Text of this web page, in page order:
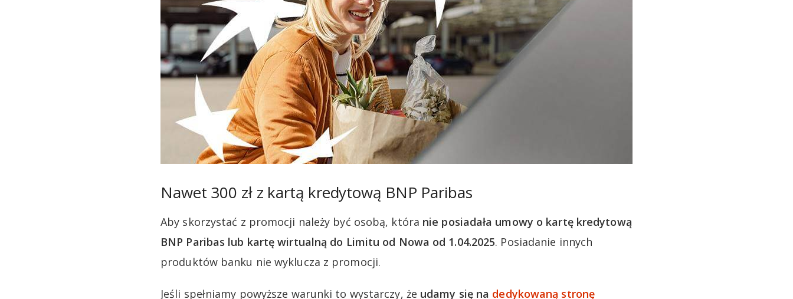
Nawet 300 zł z kartą kredytową BNP Paribas
Aby skorzystać z promocji należy być osobą, która nie posiadała umowy o kartę kredytową
BNP Paribas lub kartę wirtualną do Limitu od Nowa od 1.04.2025. Posiadanie innych
produktów banku nie wyklucza z promocji.
Jeśli spełniamy powyższe warunki to wystarczy, że udamy się na dedykowaną stronę